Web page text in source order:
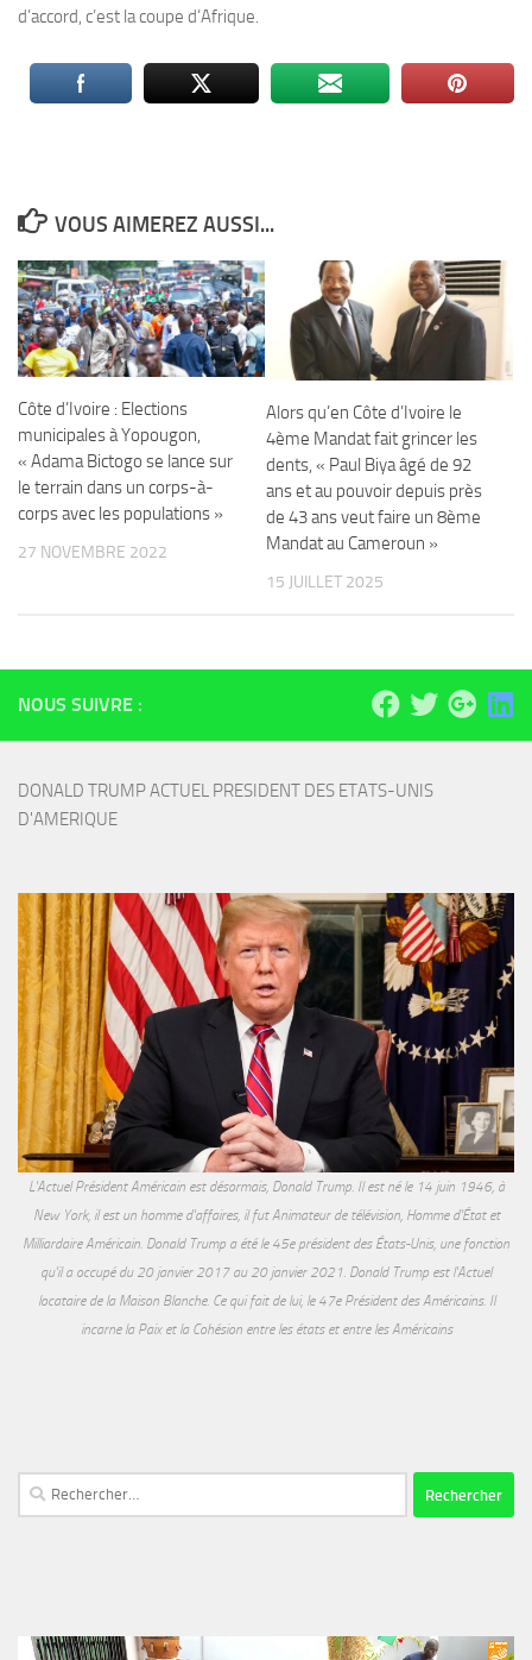
d’accord, c’est la coupe d’Afrique.
VOUS AIMEREZ AUSSI...
Côte d’Ivoire : Elections
municipales à Yopougon,
« Adama Bictogo se lance sur
le terrain dans un corps-à-
corps avec les populations »
27 NOVEMBRE 2022
Alors qu’en Côte d’Ivoire le
4ème Mandat fait grincer les
dents, « Paul Biya âgé de 92
ans et au pouvoir depuis près
de 43 ans veut faire un 8ème
Mandat au Cameroun »
15 JUILLET 2025
NOUS SUIVRE :
DONALD TRUMP ACTUEL PRESIDENT DES ETATS-UNIS
D'AMERIQUE
L'Actuel Président Américain est désormais, Donald Trump. Il est né le 14 juin 1946, à
New York, il est un homme d'affaires, il fut Animateur de télévision, Homme d'État et
Milliardaire Américain. Donald Trump a été le 45e président des États-Unis, une fonction
qu'il a occupé du 20 janvier 2017 au 20 janvier 2021. Donald Trump est l'Actuel
locataire de la Maison Blanche. Ce qui fait de lui, le 47e Président des Américains. Il
incarne la Paix et la Cohésion entre les états et entre les Américains
Rechercher :